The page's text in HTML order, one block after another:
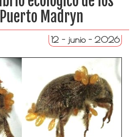
Madryn
12 - junio - 2026